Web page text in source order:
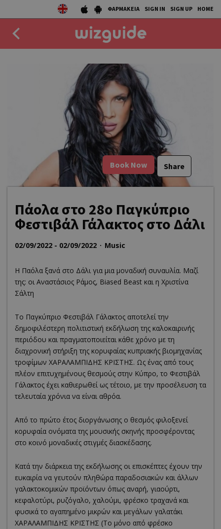
ΦΑΡΜΑΚΕΙΑ SIGN IN SIGN UP HOME
COLLECTIONS
STORIES
Book Now Share
Πάολα στο 28o Παγκύπριο
Φεστιβάλ Γάλακτος στο Δάλι
02/09/2022 - 02/09/2022 Music
Η Παόλα ξανά στο Δάλι για μια μοναδική συναυλία. Μαζί
της: οι Αναστάσιος Ράμος, Biased Beast και η Χριστίνα
Σάλτη
Το Παγκύπριο Φεστιβάλ Γάλακτος αποτελεί την
δημοφιλέστερη πολιτιστική εκδήλωση της καλοκαιρινής
περιόδου και πραγματοποιείται κάθε χρόνο με τη
διαχρονική στήριξη της κορυφαίας κυπριακής βιομηχανίας
τροφίμων ΧΑΡΑΛΑΜΠΙΔΗΣ ΚΡΙΣΤΗΣ. Ως ένας από τους
πλέον επιτυχημένους θεσμούς στην Κύπρο, το Φεστιβάλ
Γάλακτος έχει καθιερωθεί ως τέτοιο, με την προσέλευση τα
τελευταία χρόνια να είναι αθρόα.
Από το πρώτο έτος διοργάνωσης ο θεσμός φιλοξενεί
κορυφαία ονόματα της μουσικής σκηνής προσφέροντας
στο κοινό μοναδικές στιγμές διασκέδασης.
Κατά την διάρκεια της εκδήλωσης οι επισκέπτες έχουν την
ευκαιρία να γευτούν πληθώρα παραδοσιακών και άλλων
γαλακτοκομικών προϊόντων όπως αναρή, γιαούρτι,
κεφαλοτύρι, ρυζόγαλο, χαλούμι, φρέσκο τραχανά και
φυσικά το αγαπημένο μικρών και μεγάλων γαλατάκι
ΧΑΡΑΛΑΜΠΙΔΗΣ ΚΡΙΣΤΗΣ (Το μόνο από φρέσκο